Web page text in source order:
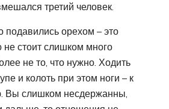
третий человек.
подавились орехом – это
не стоит слишком много
не то, что нужно. Ходить
и колоть при этом ноги – к
Вы слишком несдержанны,